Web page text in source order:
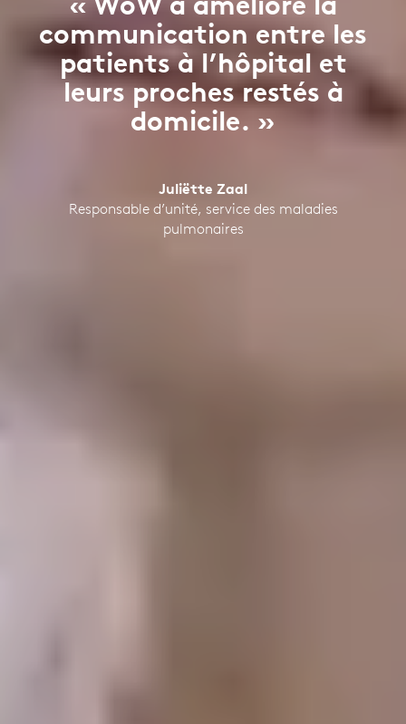
communication entre les
patients à l’hôpital et
leurs proches restés à
domicile. »
Juliëtte Zaal
Responsable d’unité, service des maladies
pulmonaires